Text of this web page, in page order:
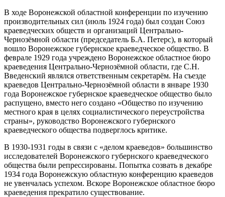
В ходе Воронежской областной конференции по изучению
производительных сил (июль 1924 года) был создан Союз
краеведческих обществ и организаций Центрально-
Чернозёмной области (председатель Б.А. Петерс), в который
вошло Воронежское губернское краеведческое общество. В
феврале 1929 года учреждено Воронежское областное бюро
краеведения Центрально-Чернозёмной области, где С.Н.
Введенский являлся ответственным секретарём. На съезде
краеведов Центрально-Чернозёмной области в январе 1930
года Воронежское губернское краеведческое общество было
распущено, вместо него создано «Общество по изучению
местного края в целях социалистического переустройства
страны», руководство Воронежского губернского
краеведческого общества подверглось критике.
В 1930-1931 годы в связи с «делом краеведов» большинство
исследователей Воронежского губернского краеведческого
общества были репрессированы. Попытка созвать в декабре
1934 года Воронежскую областную конференцию краеведов
не увенчалась успехом. Вскоре Воронежское областное бюро
краеведения прекратило существование.